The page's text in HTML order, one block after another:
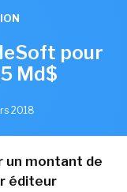
pour
Md$
2018
un montant de
éditeur